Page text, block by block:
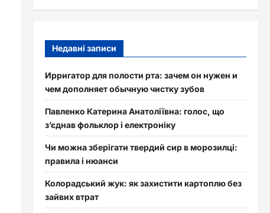
Недавні записи
Ирригатор для полости рта: зачем он нужен и
чем дополняет обычную чистку зубов
Павленко Катерина Анатоліївна: голос, що
з’єднав фольклор і електроніку
Чи можна зберігати твердий сир в морозилці:
правила і нюанси
Колорадський жук: як захистити картоплю без
зайвих втрат